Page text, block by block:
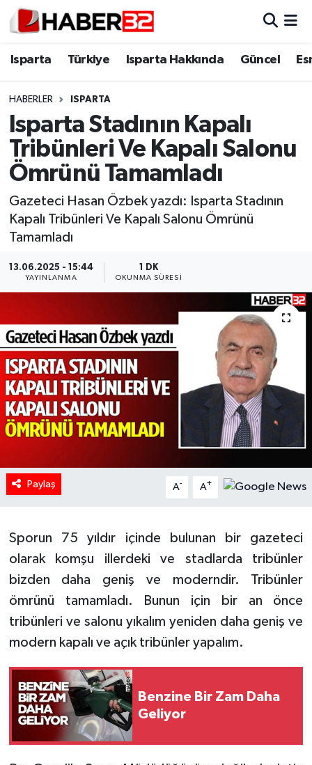
Isparta Türkiye Isparta Hakkında Güncel
HABERLER ISPARTA
Isparta Stadının Kapalı
Tribünleri Ve Kapalı Salonu
Ömrünü Tamamladı
Gazeteci Hasan Özbek yazdı: Isparta Stadının
Kapalı Tribünleri Ve Kapalı Salonu Ömrünü
Tamamladı
13.06.2025 - 15:44
YAYINLANMA
1 DK
OKUNMA SÜRESI
Paylaş A- A+
Sporun 75 yıldır içinde bulunan bir gazeteci
olarak komşu illerdeki ve stadlarda tribünler
bizden daha geniş ve moderndir. Tribünler
ömrünü tamamladı. Bunun için bir an önce
tribünleri ve salonu yıkalım yeniden daha geniş ve
modern kapalı ve açık tribünler yapalım.
Benzine Bir Zam Daha
Geliyor
Isparta
Esnaf Diyor ki;
ASAYİŞ
BİLİM VE TEKNOLOJİ
EĞİTİM
GENEL
HABERDE İNSAN
İlginç
KÜLTÜR SANAT
Oyun
SAĞLIK
Spor
Teknoloji
Türkiye
Yerel
Isparta Nöbetçi Eczaneler
Isparta Trafik Yoğunluk Haritası
Süper Lig Puan Durumu ve Fikstür
Tüm Manşetler
Son Dakika Haberleri
Haber Arşivi